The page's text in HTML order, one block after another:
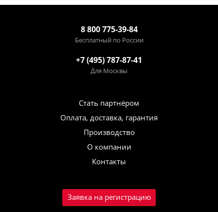
8 800 775-39-84
Бесплатный по России
+7 (495) 787-87-41
Для Москвы
Стать партнёром
Оплата, доставка, гарантия
Производство
О компании
Контакты
Заявка на регистрацию